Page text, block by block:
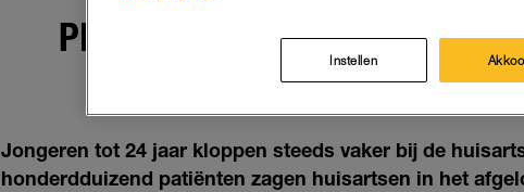
PIEK IN AANTAL JONGEREN
GEDACHTEN NAAR
Jongeren tot 24 jaar kloppen steeds vaker bij de
honderdduizend patiënten zagen huisartsen in het
Instellen